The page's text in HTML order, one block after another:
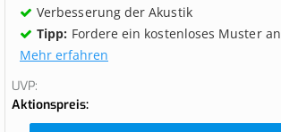
Verbesserung der Akustik
Tipp: Fordere ein kostenloses Muster an
Mehr erfahren
UVP
Aktionspreis